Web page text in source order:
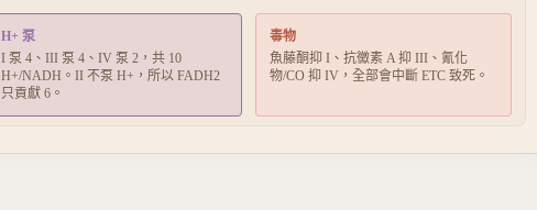
H+ 泵
I 泵 4、III 泵 4、IV 泵 2，共 10
H+/NADH。II 不泵 H+，所以 FADH2
只貢獻 6。
毒物
魚藤酮抑 I、抗黴素 A 抑 III、氰化
物/CO 抑 IV，全部會中斷 ETC 致死。